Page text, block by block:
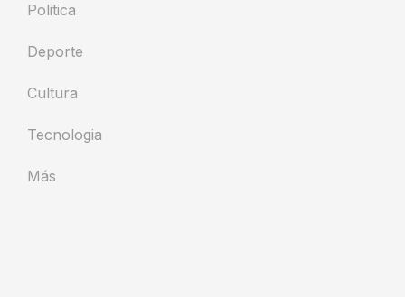
Politica
Deporte
Cultura
Tecnologia
Más